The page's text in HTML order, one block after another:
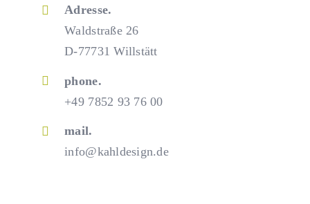
Adresse.
Waldstraße 26
D-77731 Willstätt
phone.
+49 7852 93 76 00
mail.
info@kahldesign.de